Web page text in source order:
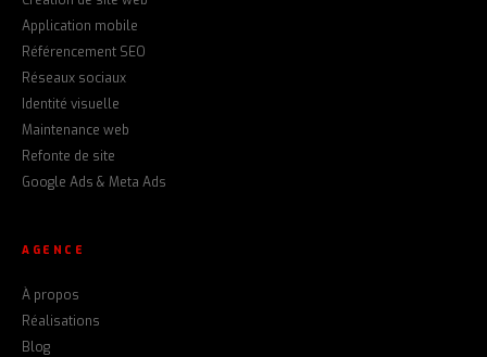
Application mobile
Référencement SEO
Réseaux sociaux
Identité visuelle
Maintenance web
Refonte de site
Google Ads & Meta Ads
AGENCE
À propos
Réalisations
Blog